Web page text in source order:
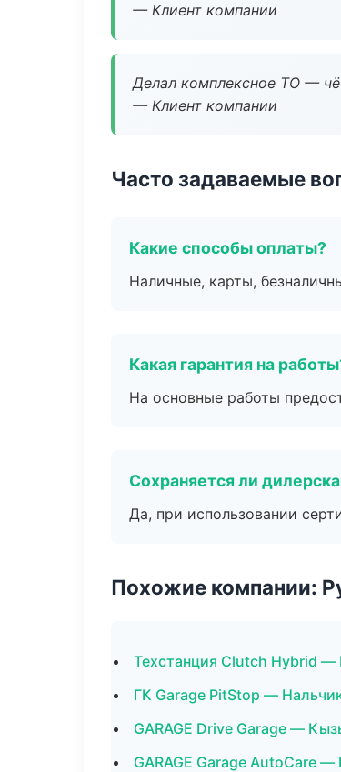
— Клиент компании
Делал комплексное ТО —
— Клиент компании
Часто задаваемые
Какие способы оплаты?
Наличные, карты,
Какая гарантия на
На основные работы
Сохраняется ли
Да, при использовании
Похожие компании:
Техстанция Clutch Hybrid —
ГК Garage PitStop —
GARAGE Drive Garage —
GARAGE Garage AutoCare —